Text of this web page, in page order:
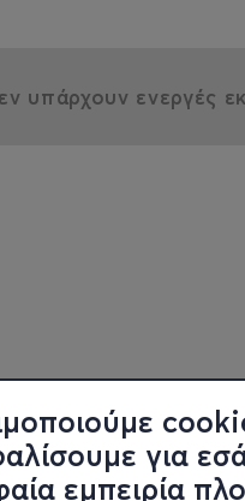
για
εμπειρία
υπάρχουν ενεργές